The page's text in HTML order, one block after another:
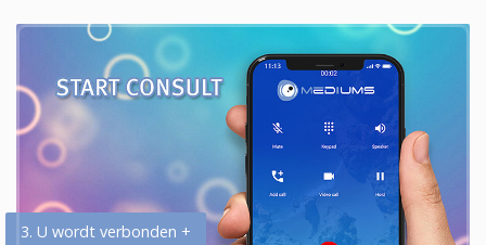
3. U wordt verbonden +